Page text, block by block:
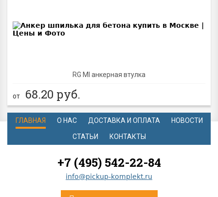
RG MI анкерная втулка
от 68.20 руб.
ГЛАВНАЯ О НАС ДОСТАВКА И ОПЛАТА НОВОСТИ
СТАТЬИ КОНТАКТЫ
+7 (495) 542-22-84
info@pickup-komplekt.ru